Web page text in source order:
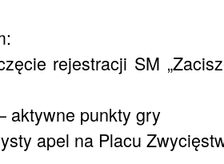
rejestracji SM
aktywne punkty gry
apel na Placu